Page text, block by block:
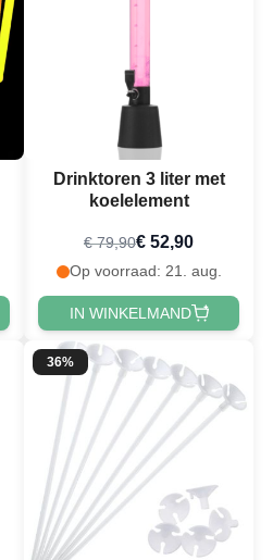
Drinktoren 3 liter met
koelelement
€ 79,90€ 52,90
Op voorraad: 21. aug.
IN WINKELMAND
36%